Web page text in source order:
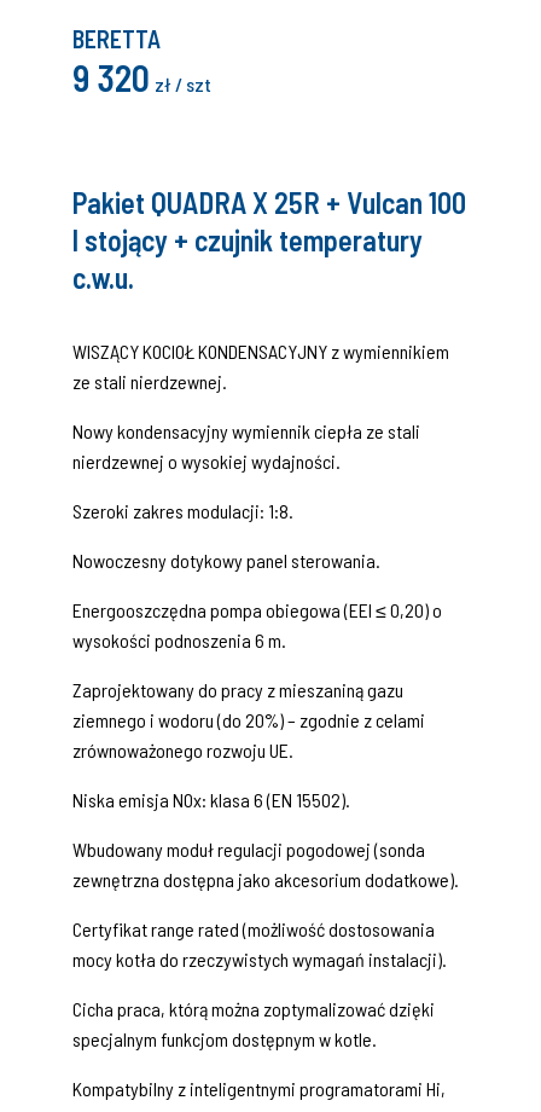
BERETTA
9 320 zł / szt
Pakiet QUADRA X 25R + Vulcan 100
l stojący + czujnik temperatury
c.w.u.
WISZĄCY KOCIOŁ KONDENSACYJNY z wymiennikiem
ze stali nierdzewnej.
Nowy kondensacyjny wymiennik ciepła ze stali
nierdzewnej o wysokiej wydajności.
Szeroki zakres modulacji: 1:8.
Nowoczesny dotykowy panel sterowania.
Energooszczędna pompa obiegowa (EEI ≤ 0,20) o
wysokości podnoszenia 6 m.
Zaprojektowany do pracy z mieszaniną gazu
ziemnego i wodoru (do 20%) – zgodnie z celami
zrównoważonego rozwoju UE.
Niska emisja NOx: klasa 6 (EN 15502).
Wbudowany moduł regulacji pogodowej (sonda
zewnętrzna dostępna jako akcesorium dodatkowe).
Certyfikat range rated (możliwość dostosowania
mocy kotła do rzeczywistych wymagań instalacji).
Cicha praca, którą można zoptymalizować dzięki
specjalnym funkcjom dostępnym w kotle.
Kompatybilny z inteligentnymi programatorami Hi,